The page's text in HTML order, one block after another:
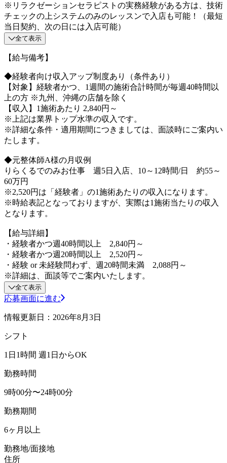
※リラクゼーションセラピストの実務経験がある方は、技術
チェックの上システムのみのレッスンで入店も可能！（最短
当日契約、次の日には入店可能）
全て表示
【給与備考】
◆経験者向け収入アップ制度あり（条件あり）
【対象】経験者かつ、1週間の施術合計時間が毎週40時間以
上の方 ※九州、沖縄の店舗を除く
【収入】1施術あたり 2,840円～
※上記は業界トップ水準の収入です。
※詳細な条件・適用期間につきましては、面談時にご案内い
たします。
◆元整体師A様の月収例
りらくるでのみお仕事 週5日入店、10～12時間/日 約55～
60万円
※2,520円は「経験者」の1施術あたりの収入になります。
※時給表記となっておりますが、実際は1施術当たりの収入
となります。
【給与詳細】
・経験者かつ週40時間以上 2,840円～
・経験者かつ週20時間以上 2,520円～
・経験 or 未経験問わず、週20時間未満 2,088円～
※詳細は、面談等でご案内いたします。
全て表示
応募画面に進む
情報更新日：2026年8月3日
シフト
1日1時間 週1日からOK
勤務時間
9時00分〜24時00分
勤務期間
6ヶ月以上
勤務地/面接地
住所